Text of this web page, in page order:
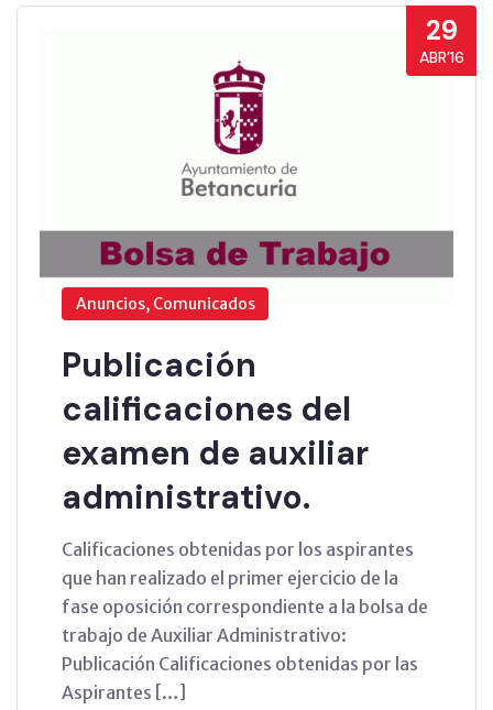
29
ABR’16
Anuncios, Comunicados
Publicación
calificaciones del
examen de auxiliar
administrativo.
Calificaciones obtenidas por los aspirantes
que han realizado el primer ejercicio de la
fase oposición correspondiente a la bolsa de
trabajo de Auxiliar Administrativo:
Publicación Calificaciones obtenidas por las
Aspirantes […]